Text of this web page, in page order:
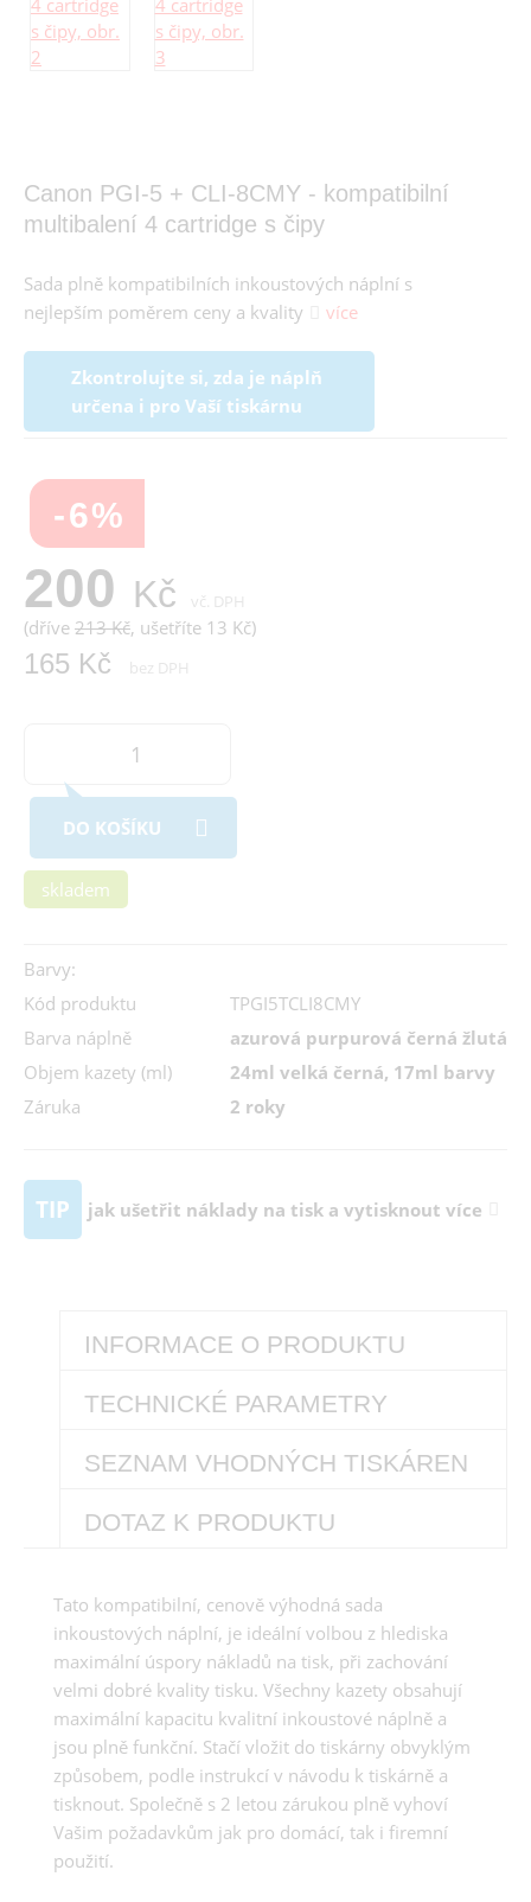
Canon PGI-5 + CLI-8CMY - kompatibilní
multibalení 4 cartridge s čipy
Sada plně kompatibilních inkoustových náplní s
nejlepším poměrem ceny a kvality
více
Zkontrolujte si, zda je náplň
určena i pro Vaší tiskárnu
-6%
200 Kč vč. DPH
(dříve 213 Kč, ušetříte 13 Kč)
165 Kč bez DPH
DO KOŠÍKU
skladem
Barvy:
Kód produktu
TPGI5TCLI8CMY
Barva náplně
azurová purpurová černá žlutá
Objem kazety (ml)
24ml velká černá, 17ml barvy
Záruka
2 roky
TIP jak ušetřit náklady na tisk a vytisknout více
INFORMACE O PRODUKTU
TECHNICKÉ PARAMETRY
SEZNAM VHODNÝCH TISKÁREN
DOTAZ K PRODUKTU
Tato kompatibilní, cenově výhodná sada
inkoustových náplní, je ideální volbou z hlediska
maximální úspory nákladů na tisk, při zachování
velmi dobré kvality tisku. Všechny kazety obsahují
maximální kapacitu kvalitní inkoustové náplně a
jsou plně funkční. Stačí vložit do tiskárny obvyklým
způsobem, podle instrukcí v návodu k tiskárně a
tisknout. Společně s 2 letou zárukou plně vyhoví
Vašim požadavkům jak pro domácí, tak i firemní
použití.